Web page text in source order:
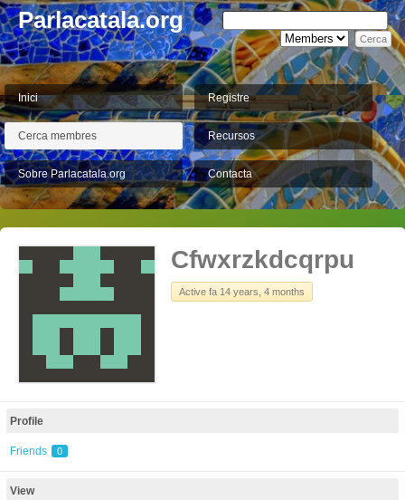
Parlacatala.org
Inici Registre
Cerca membres Recursos
Sobre Parlacatala.org Contacta
Cfwxrzkdcqrpu
Active fa 14 years, 4 months
Profile
Friends 0
View